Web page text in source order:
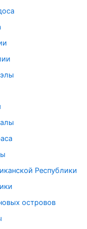
Республики
островов